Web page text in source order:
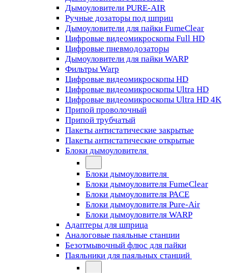
Дымоуловители PURE-AIR
Ручные дозаторы под шприц
Дымоуловители для пайки FumeClear
Цифровые видеомикроскопы Full HD
Цифровые пневмодозаторы
Дымоуловители для пайки WARP
Фильтры Warp
Цифровые видеомикроскопы HD
Цифровые видеомикроскопы Ultra HD
Цифровые видеомикроскопы Ultra HD 4K
Припой проволочный
Припой трубчатый
Пакеты антистатические закрытые
Пакеты антистатические открытые
Блоки дымоуловителя
Блоки дымоуловителя
Блоки дымоуловителя FumeClear
Блоки дымоуловителя PACE
Блоки дымоуловителя Pure-Air
Блоки дымоуловителя WARP
Адаптеры для шприца
Аналоговые паяльные станции
Безотмывочный флюс для пайки
Паяльники для паяльных станций